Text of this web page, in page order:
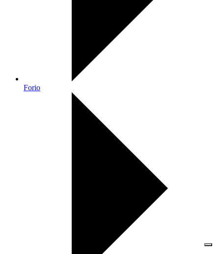
Forio